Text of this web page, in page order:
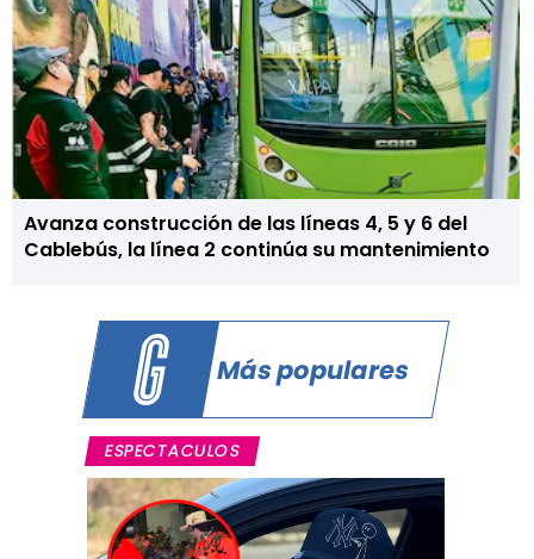
Avanza construcción de las líneas 4, 5 y 6 del
Cablebús, la línea 2 continúa su mantenimiento
Más populares
ESPECTACULOS